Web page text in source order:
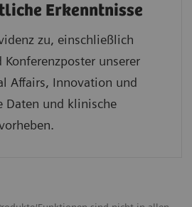
Erkenntnisse
zu, einschließlich
Konferenzposter unserer
Affairs, Innovation und
Daten und klinische